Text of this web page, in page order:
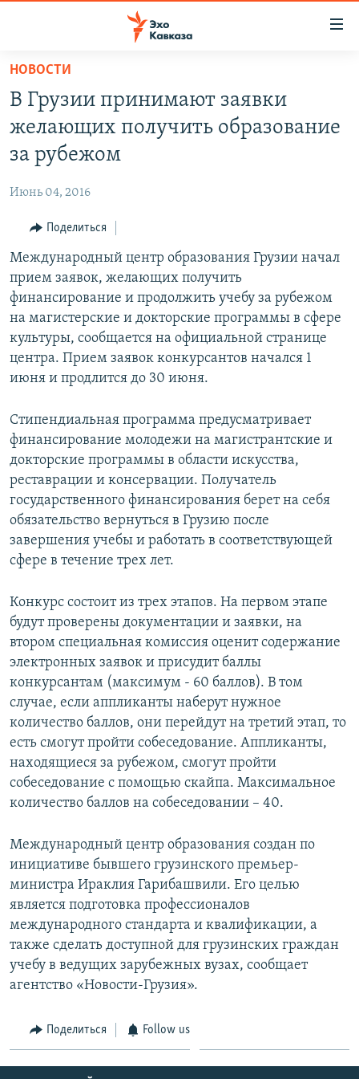
Вернуться
основному
содержанию
главной
Вернутся
поиску
ТБИЛИСИ
СУХУМИ
ВЕСЬ КАВКАЗ
СЕВЕРНЫЙ КАВКАЗ
АРМЕНИЯ
ТЕМЫ
ПОЛИТИКА
ОБЩЕСТВО
КУЛЬТУРА
СПОРТ
РУБРИКИ
НЕКРУГЛЫЙ СТОЛ
ГОСТЬ НЕДЕЛИ
ПОЗИЦИЯ
БЛОГИ
МУЛЬТИМЕДИА
ВИДЕО
ФОТО
АУДИО
ПОДКАСТЫ
АРХИВ РАДИОПРОГРАММЫ
ПРИСОЕДИНЯЙТЕСЬ!
Все сайты РСЕ/РС
НОВОСТИ
В Грузии принимают заявки
желающих получить образование
за рубежом
Июнь 04, 2016
Поделиться
Международный центр образования Грузии начал
прием заявок, желающих получить
финансирование и продолжить учебу за рубежом
на магистерские и докторские программы в сфере
культуры, сообщается на официальной странице
центра. Прием заявок конкурсантов начался 1
июня и продлится до 30 июня.
Стипендиальная программа предусматривает
финансирование молодежи на магистрантские и
докторские программы в области искусства,
реставрации и консервации. Получатель
государственного финансирования берет на себя
обязательство вернуться в Грузию после
завершения учебы и работать в соответствующей
сфере в течение трех лет.
Конкурс состоит из трех этапов. На первом этапе
будут проверены документации и заявки, на
втором специальная комиссия оценит содержание
электронных заявок и присудит баллы
конкурсантам (максимум - 60 баллов). В том
случае, если аппликанты наберут нужное
количество баллов, они перейдут на третий этап, то
есть смогут пройти собеседование. Аппликанты,
находящиеся за рубежом, смогут пройти
собеседование с помощью скайпа. Максимальное
количество баллов на собеседовании – 40.
Международный центр образования создан по
инициативе бывшего грузинского премьер-
министра Ираклия Гарибашвили. Его целью
является подготовка профессионалов
международного стандарта и квалификации, а
также сделать доступной для грузинских граждан
учебу в ведущих зарубежных вузах, сообщает
агентство «Новости-Грузия».
Поделиться Follow us